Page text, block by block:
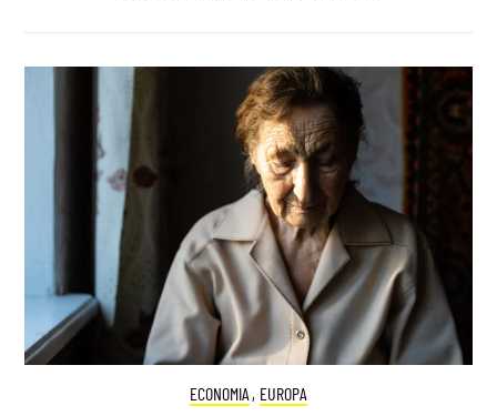
ECONOMIA , EUROPA